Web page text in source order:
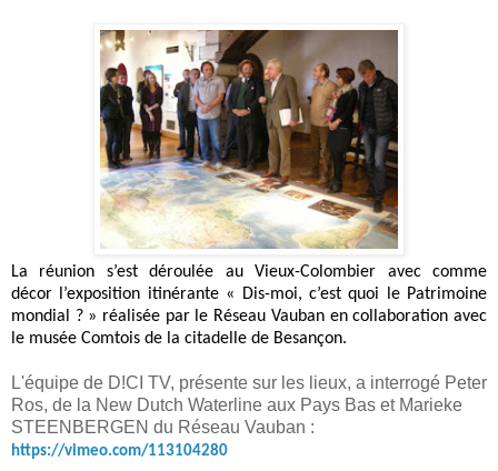
La réunion s’est déroulée au Vieux-Colombier avec comme
décor
l’exposition itinérante « Dis-moi, c’est quoi le Patrimoine
mondial ? » réalisée par le Réseau Vauban en collaboration avec
le musée Comtois de la citadelle de Besançon.
L'équipe de D!CI TV, présente sur les lieux, a interrogé Peter
Ros, de la New Dutch Waterline aux Pays Bas et Marieke
STEENBERGEN du Réseau Vauban :
https://vimeo.com/113104280